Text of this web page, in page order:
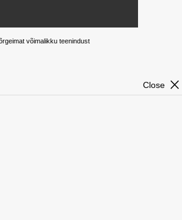
võimalikku teenindust
close
Close